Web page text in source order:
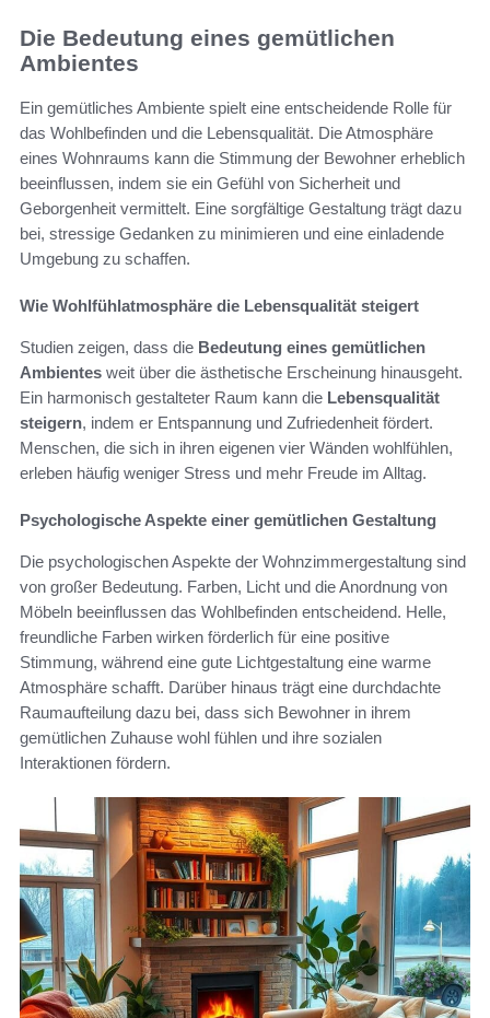
Die Bedeutung eines gemütlichen
Ambientes
Ein gemütliches Ambiente spielt eine entscheidende Rolle für
das Wohlbefinden und die Lebensqualität. Die Atmosphäre
eines Wohnraums kann die Stimmung der Bewohner erheblich
beeinflussen, indem sie ein Gefühl von Sicherheit und
Geborgenheit vermittelt. Eine sorgfältige Gestaltung trägt dazu
bei, stressige Gedanken zu minimieren und eine einladende
Umgebung zu schaffen.
Wie Wohlfühlatmosphäre die Lebensqualität steigert
Studien zeigen, dass die Bedeutung eines gemütlichen
Ambientes weit über die ästhetische Erscheinung hinausgeht.
Ein harmonisch gestalteter Raum kann die Lebensqualität
steigern, indem er Entspannung und Zufriedenheit fördert.
Menschen, die sich in ihren eigenen vier Wänden wohlfühlen,
erleben häufig weniger Stress und mehr Freude im Alltag.
Psychologische Aspekte einer gemütlichen Gestaltung
Die psychologischen Aspekte der Wohnzimmergestaltung sind
von großer Bedeutung. Farben, Licht und die Anordnung von
Möbeln beeinflussen das Wohlbefinden entscheidend. Helle,
freundliche Farben wirken förderlich für eine positive
Stimmung, während eine gute Lichtgestaltung eine warme
Atmosphäre schafft. Darüber hinaus trägt eine durchdachte
Raumaufteilung dazu bei, dass sich Bewohner in ihrem
gemütlichen Zuhause wohl fühlen und ihre sozialen
Interaktionen fördern.